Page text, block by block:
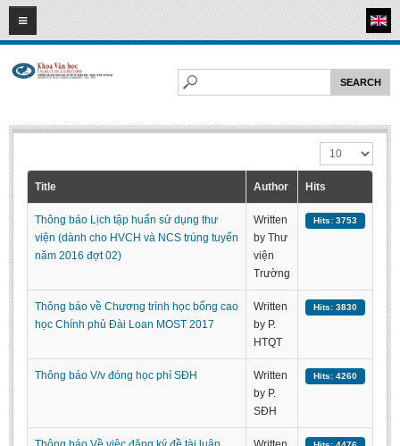
08 2026
HOME
Faculty of Literature
Department of Vietnamese Literature
Department of Foreign Literatures and Comparative Literature
Department of Sinology-Nom Studies
Department of Arts Studies
Center of Sinology and Nom Studies
ACADEMIC
Undergraduate: Honor Degree
Display #
Title Author Hits
Thông báo Lịch tập huấn sử dụng thư
viện (dành cho HVCH và NCS trúng tuyển
năm 2016 đợt 02)
Written
by Thư
viện
Trường
Hits: 3753
Thông báo về Chương trình học bổng cao
học Chính phủ Đài Loan MOST 2017
Written
by P.
HTQT
Hits: 3830
Thông báo V/v đóng học phí SĐH
Written
by P.
SĐH
Hits: 4260